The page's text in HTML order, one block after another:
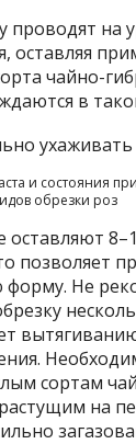
проводят на
оставляя
чайно-
в
и состояния
обрезки роз
оставляют
позволяет
Не
сортам
на